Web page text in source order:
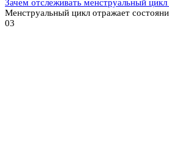
Зачем отслеживать менструальный цикл
Менструальный цикл отражает
03